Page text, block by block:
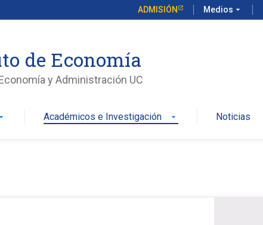
ADMISIÓN Medios arrow_drop_down
de Economía
y Administración UC
arrow_drop_down Académicos e Investigación arrow_drop_down Noticias